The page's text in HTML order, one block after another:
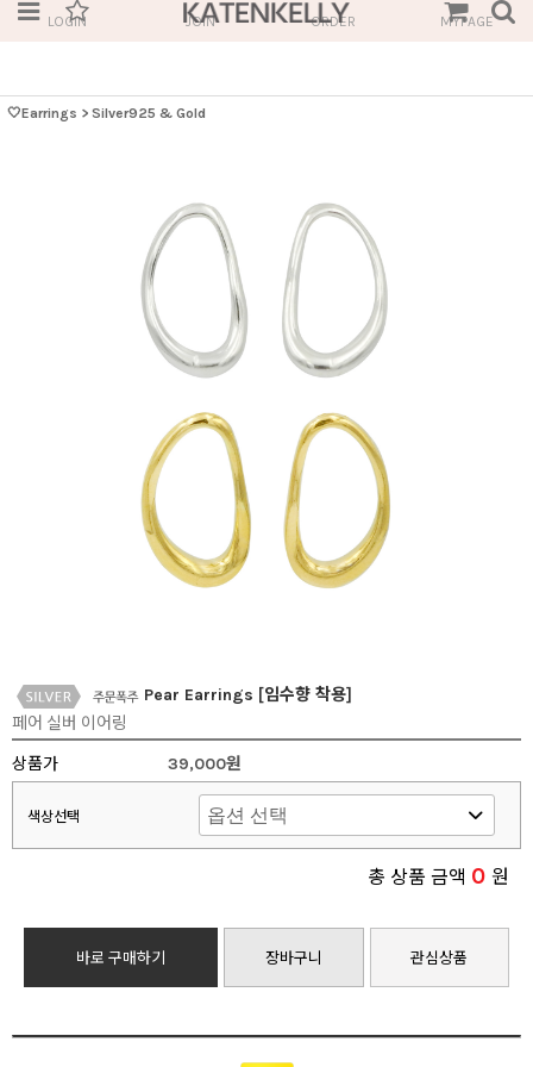
LOGIN JOIN ORDER MYPAGE
🤍Earrings > Silver925 & Gold
Pear Earrings [임수향 착용]
페어 실버 이어링
상품가
39,000원
색상선택
총 상품 금액 0 원
바로 구매하기 장바구니 관심상품